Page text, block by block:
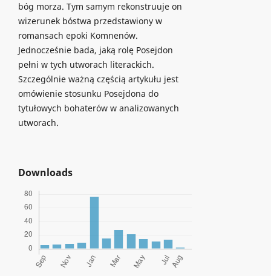
bóg morza. Tym samym rekonstruuje on
wizerunek bóstwa przedstawiony w
romansach epoki Komnenów.
Jednocześnie bada, jaką rolę Posejdon
pełni w tych utworach literackich.
Szczególnie ważną częścią artykułu jest
omówienie stosunku Posejdona do
tytułowych bohaterów w analizowanych
utworach.
Downloads